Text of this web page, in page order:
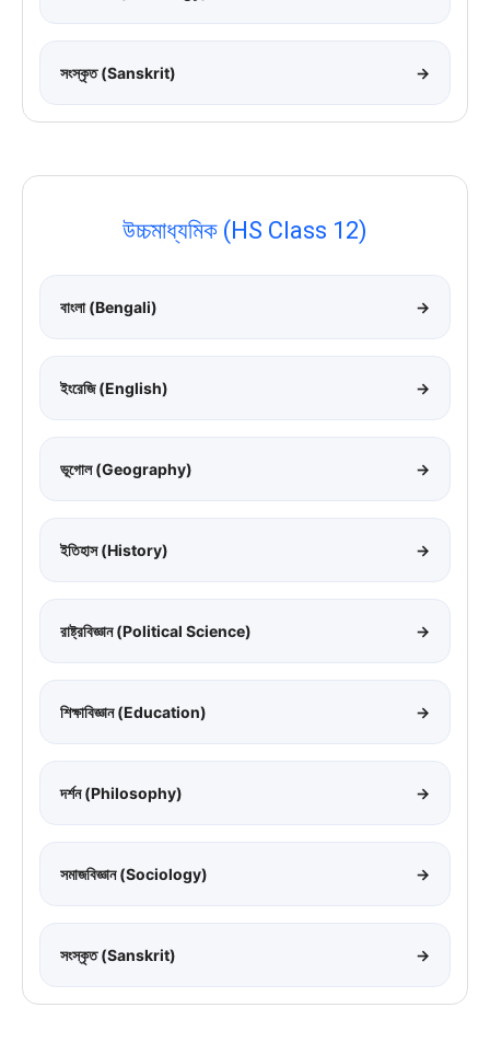
সংস্কৃত (Sanskrit) →
উচ্চমাধ্যমিক (HS Class 12)
বাংলা (Bengali) →
ইংরেজি (English) →
ভূগোল (Geography) →
ইতিহাস (History) →
রাষ্ট্রবিজ্ঞান (Political Science) →
শিক্ষাবিজ্ঞান (Education) →
দর্শন (Philosophy) →
সমাজবিজ্ঞান (Sociology) →
সংস্কৃত (Sanskrit) →